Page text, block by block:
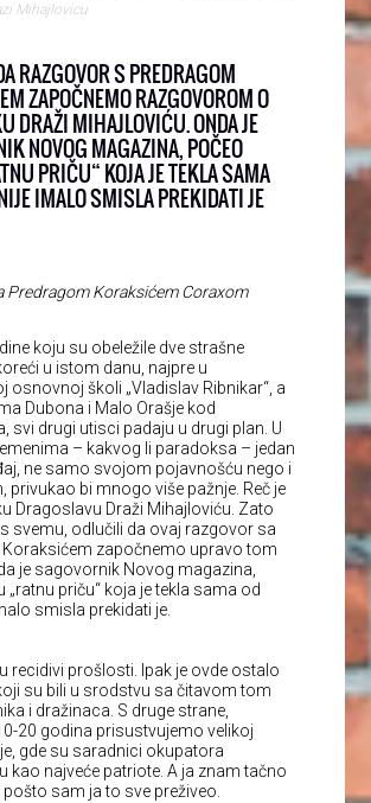
Mihajlovicu
RAZGOVOR S PREDRAGOM
ZAPOČNEMO RAZGOVOROM O
DRAŽI MIHAJLOVIĆU. ONDA JE
NOVOG MAGAZINA, POČEO
PRIČU“ KOJA JE TEKLA SAMA
IMALO SMISLA PREKIDATI JE
Predragom Koraksićem Coraxom
koju su obeležile dve strašne
u istom danu, najpre u
osnovnoj školi „Vladislav Ribnikar“, a
Dubona i Malo Orašje kod
svi drugi utisci padaju u drugi plan. U
– kakvog li paradoksa – jedan
ne samo svojom pojavnošću nego i
privukao bi mnogo više pažnje. Reč je
Dragoslavu Draži Mihajloviću. Zato
svemu, odlučili da ovaj razgovor sa
započnemo upravo tom
je sagovornik Novog magazina,
„ratnu priču“ koja je tekla sama od
smisla prekidati je.
recidivi prošlosti. Ipak je ovde ostalo
su bili u srodstvu sa čitavom tom
i dražinaca. S druge strane,
20 godina prisustvujemo velikoj
gde su saradnici okupatora
kao najveće patriote. A ja znam tačno
pošto sam ja to sve preživeo.